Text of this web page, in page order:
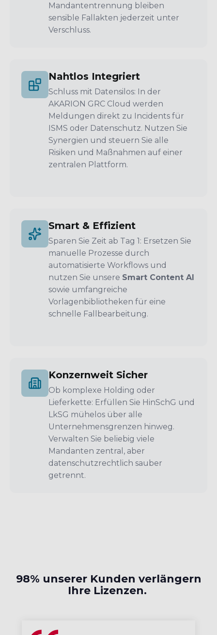
Mandantentrennung bleiben
sensible Fallakten jederzeit unter
Verschluss.
Nahtlos Integriert
Schluss mit Datensilos: In der
AKARION GRC Cloud werden
Meldungen direkt zu Incidents für
ISMS oder Datenschutz. Nutzen Sie
Synergien und steuern Sie alle
Risiken und Maßnahmen auf einer
zentralen Plattform.
Smart & Effizient
Sparen Sie Zeit ab Tag 1: Ersetzen Sie
manuelle Prozesse durch
automatisierte Workflows und
nutzen Sie unsere Smart Content AI
sowie umfangreiche
Vorlagenbibliotheken für eine
schnelle Fallbearbeitung.
Konzernweit Sicher
Ob komplexe Holding oder
Lieferkette: Erfüllen Sie HinSchG und
LkSG mühelos über alle
Unternehmensgrenzen hinweg.
Verwalten Sie beliebig viele
Mandanten zentral, aber
datenschutzrechtlich sauber
getrennt.
98% unserer Kunden verlängern
Ihre Lizenzen.